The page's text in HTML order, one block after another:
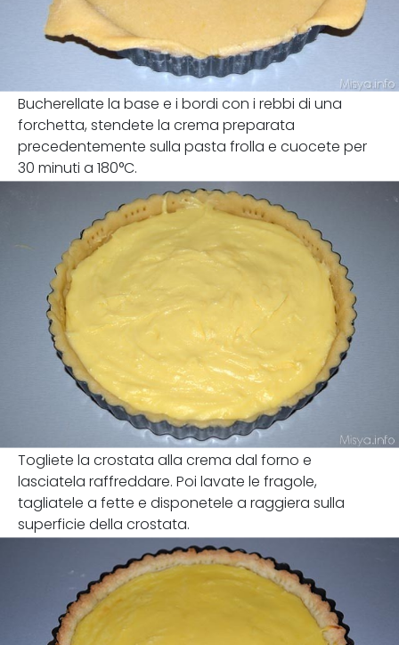
Bucherellate la base e i bordi con i rebbi di una
forchetta, stendete la crema preparata
precedentemente sulla pasta frolla e cuocete per
30 minuti a 180°C.
Togliete la crostata alla crema dal forno e
lasciatela raffreddare. Poi lavate le fragole,
tagliatele a fette e disponetele a raggiera sulla
superficie della crostata.